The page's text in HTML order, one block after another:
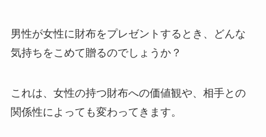
男性が女性に財布をプレゼントするとき、どんな
気持ちをこめて贈るのでしょうか？
これは、女性の持つ財布への価値観や、相手との
関係性によっても変わってきます。